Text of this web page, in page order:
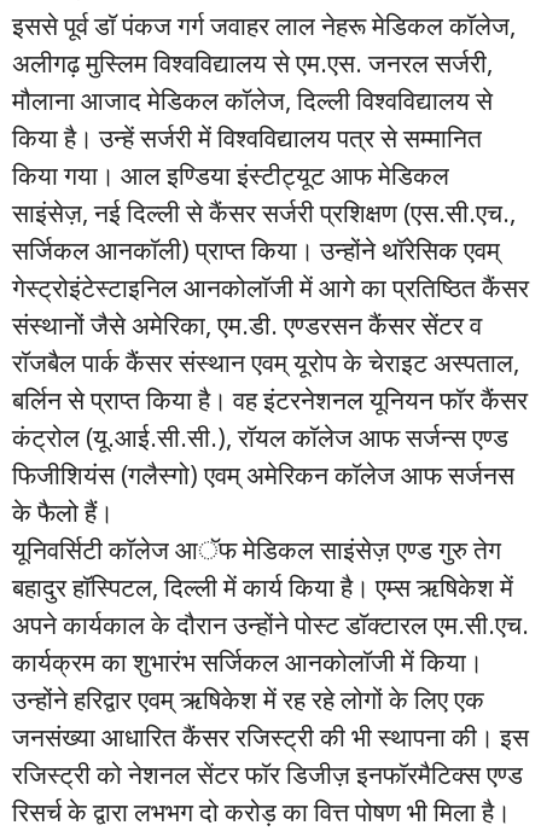
इससे पूर्व डाॅ पंकज गर्ग जवाहर लाल नेहरू मेडिकल काॅलेज,
अलीगढ़ मुस्लिम विश्वविद्यालय से एम.एस. जनरल सर्जरी,
मौलाना आजाद मेडिकल काॅलेज, दिल्ली विश्वविद्यालय से
किया है। उन्हें सर्जरी में विश्वविद्यालय पत्र से सम्मानित
किया गया। आल इण्डिया इंस्टीट्यूट आफ मेडिकल
साइंसेज़, नई दिल्ली से कैंसर सर्जरी प्रशिक्षण (एस.सी.एच.,
सर्जिकल आनकाॅली) प्राप्त किया। उन्होंने थाॅरेसिक एवम्
गेस्ट्रोइंटेस्टाइनिल आनकोलाॅजी में आगे का प्रतिष्ठित कैंसर
संस्थानों जैसे अमेरिका, एम.डी. एण्डरसन कैंसर सेंटर व
राॅजबैल पार्क कैंसर संस्थान एवम् यूरोप के चेराइट अस्पताल,
बर्लिन से प्राप्त किया है। वह इंटरनेशनल यूनियन फाॅर कैंसर
कंट्रोल (यू.आई.सी.सी.), राॅयल काॅलेज आफ सर्जन्स एण्ड
फिजीशियंस (गलैस्गो) एवम् अमेरिकन काॅलेज आफ सर्जनस
के फैलो हैं।
यूनिवर्सिटी काॅलेज आॅफ मेडिकल साइंसेज़ एण्ड गुरु तेग
बहादुर हाॅस्पिटल, दिल्ली में कार्य किया है। एम्स ऋषिकेश में
अपने कार्यकाल के दौरान उन्होंने पोस्ट डाॅक्टारल एम.सी.एच.
कार्यक्रम का शुभारंभ सर्जिकल आनकोलाॅजी में किया।
उन्होंने हरिद्वार एवम् ऋषिकेश में रह रहे लोगों के लिए एक
जनसंख्या आधारित कैंसर रजिस्ट्री की भी स्थापना की। इस
रजिस्ट्री को नेशनल सेंटर फाॅर डिजीज़ इनफाॅरमैटिक्स एण्ड
रिसर्च के द्वारा लभभग दो करोड़ का वित्त पोषण भी मिला है।